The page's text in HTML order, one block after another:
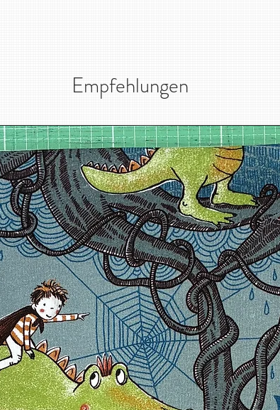
Empfehlungen